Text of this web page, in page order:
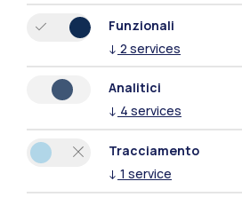
Xi'an
Naviga il sito
Funzionali
↓ 2 services
Analitici
↓ 4 services
Tracciamento
↓ 1 service